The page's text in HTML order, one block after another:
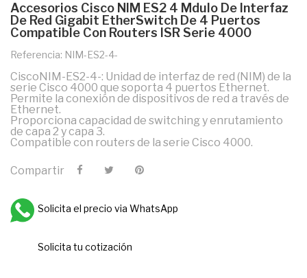
Accesorios Cisco NIM ES2 4 Mdulo De Interfaz
De Red Gigabit EtherSwitch De 4 Puertos
Compatible Con Routers ISR Serie 4000
Referencia: NIM-ES2-4-
CiscoNIM-ES2-4-: Unidad de interfaz de red (NIM) de la
serie Cisco 4000 que soporta 4 puertos Ethernet.
Permite la conexión de dispositivos de red a través de
Ethernet.
Proporciona capacidad de switching y enrutamiento
de capa 2 y capa 3.
Compatible con routers de la serie Cisco 4000.
Compartir
Solicita el precio via WhatsApp
Solicita tu cotización